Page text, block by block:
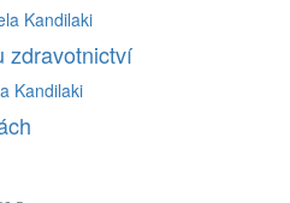
Kandilaki
zdravotnictví
Kandilaki